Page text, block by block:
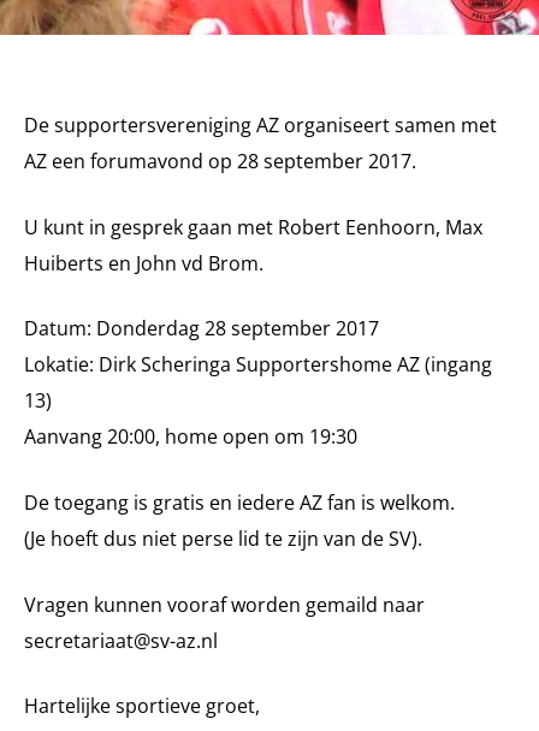
De supportersvereniging AZ organiseert samen met
AZ een forumavond op 28 september 2017.
U kunt in gesprek gaan met Robert Eenhoorn, Max
Huiberts en John vd Brom.
Datum: Donderdag 28 september 2017
Lokatie: Dirk Scheringa Supportershome AZ (ingang
13)
Aanvang 20:00, home open om 19:30
De toegang is gratis en iedere AZ fan is welkom.
(Je hoeft dus niet perse lid te zijn van de SV).
Vragen kunnen vooraf worden gemaild naar
secretariaat@sv-az.nl
Hartelijke sportieve groet,